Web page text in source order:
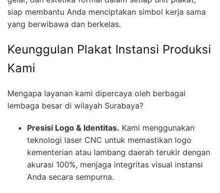
siap membantu Anda menciptakan simbol kerja sama
yang berwibawa dan berkelas.
Keunggulan Plakat Instansi Produksi
Kami
Mengapa layanan kami dipercaya oleh berbagai
lembaga besar di wilayah Surabaya?
Presisi Logo & Identitas. Kami menggunakan
teknologi laser CNC untuk memastikan logo
kementerian atau lambang daerah terukir dengan
akurasi 100%, menjaga integritas visual instansi
Anda secara sempurna.